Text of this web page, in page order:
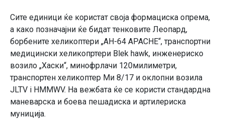
Сите единици ќе користат своја формациска опрема,
а како позначајни ќе бидат тенковите Леопард,
борбените хеликоптери „AH-64 APACHE“, транспортни
медицински хеликопртери Blek hawk, инженериско
возило „Хаски“, минофрлачи 120милиметри,
транспортен хеликоптер Ми 8/17 и оклопни возила
JLTV i HMMWV. На вежбата ќе се користи стандардна
маневарска и боева пешадиска и артилериска
муниција.